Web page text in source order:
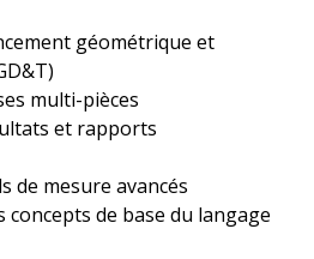
géométrique et
multi-pièces
et rapports
de mesure avancés
concepts de base du langage